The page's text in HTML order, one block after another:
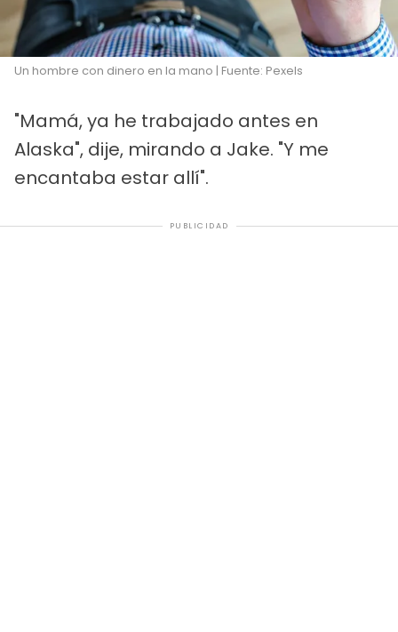
Un hombre con dinero en la mano | Fuente: Pexels
"Mamá, ya he trabajado antes en
Alaska", dije, mirando a Jake. "Y me
encantaba estar allí".
PUBLICIDAD